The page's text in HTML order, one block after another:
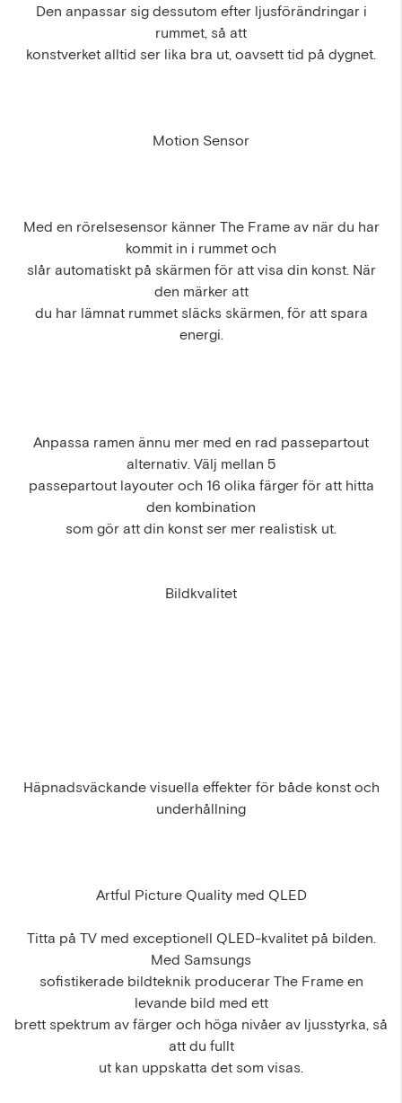
Den anpassar sig dessutom efter ljusförändringar i
rummet, så att
konstverket alltid ser lika bra ut, oavsett tid på dygnet.
Motion Sensor
Med en rörelsesensor känner The Frame av när du har
kommit in i rummet och
slår automatiskt på skärmen för att visa din konst. När
den märker att
du har lämnat rummet släcks skärmen, för att spara
energi.
Anpassa ramen ännu mer med en rad passepartout
alternativ. Välj mellan 5
passepartout layouter och 16 olika färger för att hitta
den kombination
som gör att din konst ser mer realistisk ut.
Bildkvalitet
Häpnadsväckande visuella effekter för både konst och
underhållning
Artful Picture Quality med QLED
Titta på TV med exceptionell QLED-kvalitet på bilden.
Med Samsungs
sofistikerade bildteknik producerar The Frame en
levande bild med ett
brett spektrum av färger och höga nivåer av ljusstyrka, så
att du fullt
ut kan uppskatta det som visas.